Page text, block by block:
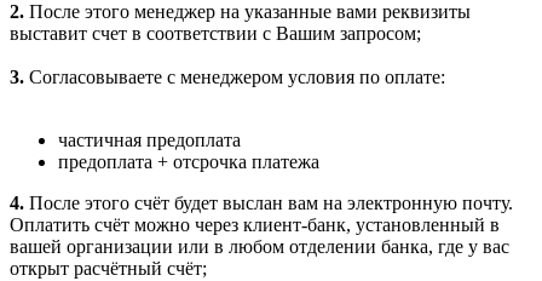
2. После этого менеджер на указанные вами реквизиты
выставит счет в соответствии с Вашим запросом;
3. Согласовываете с менеджером условия по оплате:
частичная предоплата
предоплата + отсрочка платежа
4. После этого счёт будет выслан вам на электронную почту.
Оплатить счёт можно через клиент-банк, установленный в
вашей организации или в любом отделении банка, где у вас
открыт расчётный счёт;